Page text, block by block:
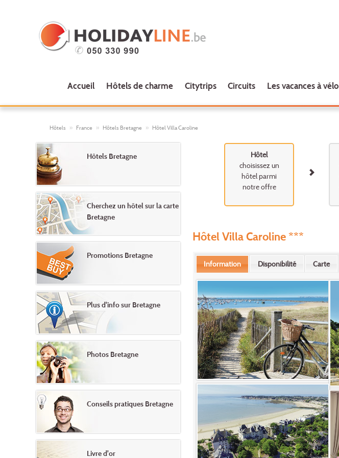
Accueil Hôtels de charme Citytrips Circuits Les vacances à vélo
Hôtels France Hôtels Bretagne Hôtel Villa Caroline
Hôtel
choisissez un
hôtel parmi
notre offre
Hôtel Villa Caroline ***
Information Disponibilité Carte
Hôtels Bretagne
Cherchez un hôtel sur la carte
Bretagne
Promotions Bretagne
Plus d'info sur Bretagne
Photos Bretagne
Conseils pratiques Bretagne
Livre d'or